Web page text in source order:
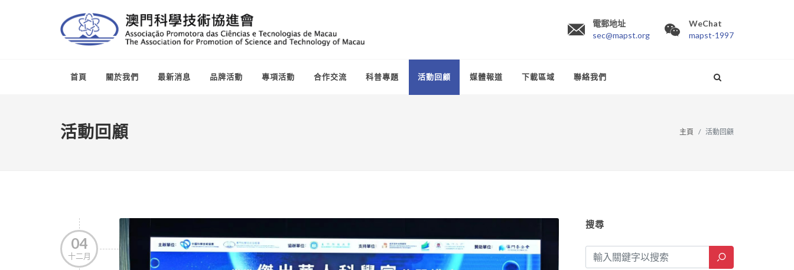
電郵地址
sec@mapst.org
WeChat
mapst-1997
首頁 關於我們 最新消息 品牌活動 專項活動 合作交流 科普專題 活動回顧 媒體報道 下載區域 聯絡我們
活動回顧 主頁 活動回顧
04
十二月
搜尋